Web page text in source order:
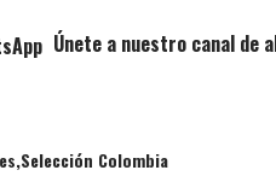
Únete a nuestro canal de
Selección Colombia